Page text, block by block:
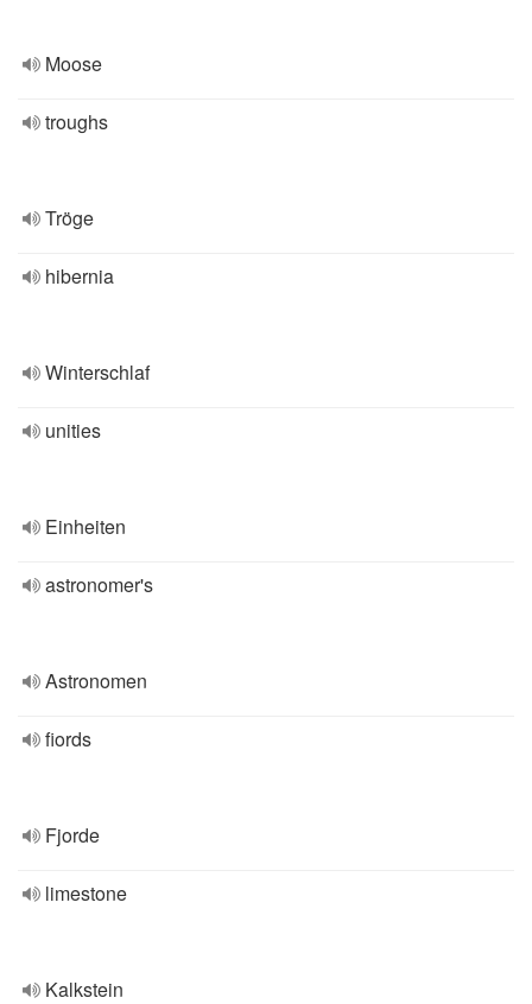
Moose
troughs
Tröge
hibernia
Winterschlaf
unities
Einheiten
astronomer's
Astronomen
fiords
Fjorde
limestone
Kalkstein